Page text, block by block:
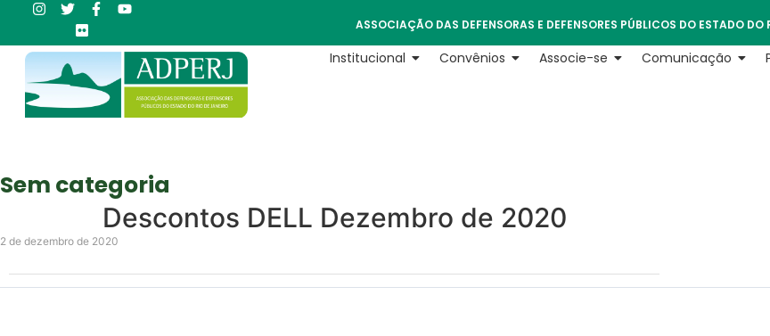
ASSOCIAÇÃO DAS DEFENSORAS E DEFENSORES PÚBLICOS DO ESTADO DO
Institucional Convênios Associe-se Comunicação
Sem categoria
Descontos DELL Dezembro de 2020
2 de dezembro de 2020